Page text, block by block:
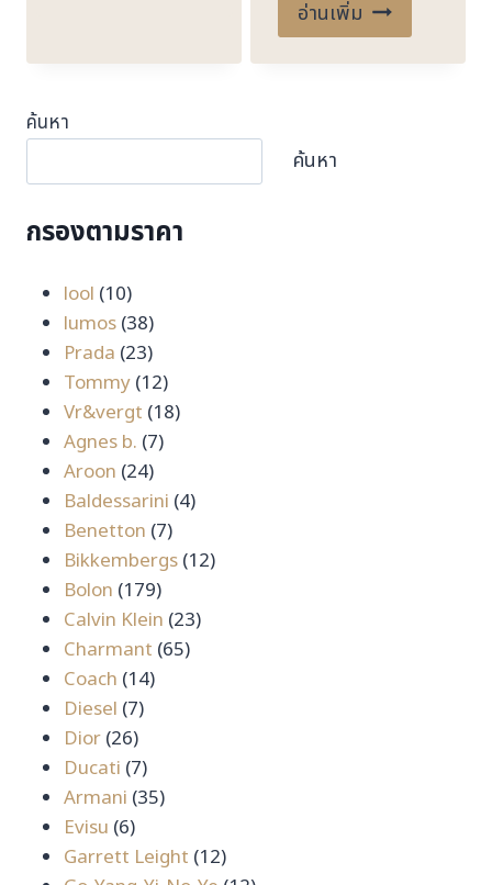
อ่านเพิ่ม
ค้นหา
ค้นหา
กรองตามราคา
lool 1010
สินค้า
lumos 3838
สินค้า
Prada 2323
สินค้า
Tommy 1212
สินค้า
Vr&vergt 1818
Agnes b. 77
Aroon 2424
สินค้า
Baldessarini 44
Benetton 77
สินค้า
Bikkembergs 1212
Bolon 179179
สินค้า
Calvin Klein 2323
Charmant 6565
Coach 1414
Diesel 77
สินค้า
Dior 2626
สินค้า
Ducati 77
สินค้า
Armani 3535
Evisu 66
สินค้า
Garrett Leight 1212